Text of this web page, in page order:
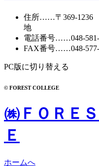
住所……〒369-1236
地
電話番号……048-
FAX番号……048-577-
PC版に切り替える
© FOREST COLLEGE
㈱ＦＯＲＥ
Ｅ
ホームへ